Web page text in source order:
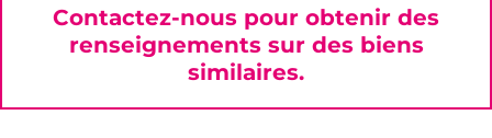
Contactez-nous pour obtenir des
renseignements sur des biens
similaires.